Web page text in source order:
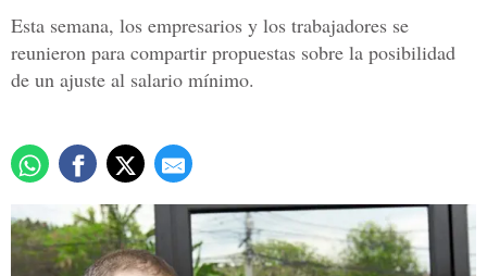
Esta semana, los empresarios y los trabajadores se
reunieron para compartir propuestas sobre la posibilidad
de un ajuste al salario mínimo.